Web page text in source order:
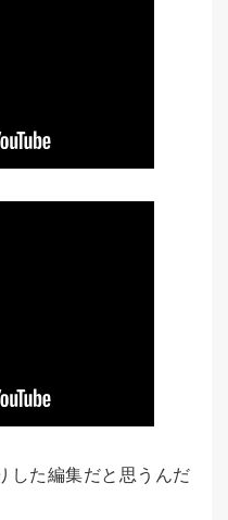
した編集だと思うんだ